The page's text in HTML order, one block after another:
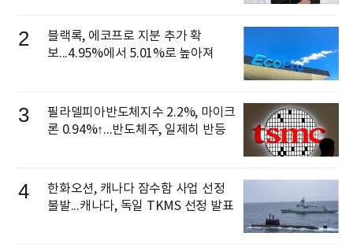
2
블랙록, 에코프로 지분 추가 확
보...4.95%에서 5.01%로 높아져
3
필라델피아반도체지수 2.2%, 마이크
론 0.94%↑...반도체주, 일제히 반등
4
한화오션, 캐나다 잠수함 사업 선정
불발...캐나다, 독일 TKMS 선정 발표